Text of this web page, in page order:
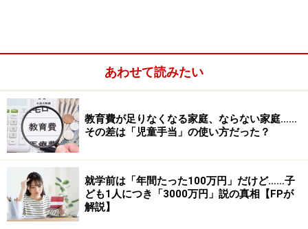
象なのだと早めに教えておきたいものです。
子どもの発育が良くなったため、初潮年齢は低下の傾向
にあります。そのため、「６年生の修学旅行の前」や
「５年生の宿泊体験学習の前」では間に合いません。学
校が性教育で月経について教えるのは、とても大切なこ
とです。しかし、学校まかせというのも、違う気がしま
あわせて読みたい
教育費が足りなくなる家庭、ならない家庭……
その差は「児童手当」の使い方だった？
就学前は「年間たった100万円」だけど……子
ども1人につき「3000万円」説の真相【FPが
解説】